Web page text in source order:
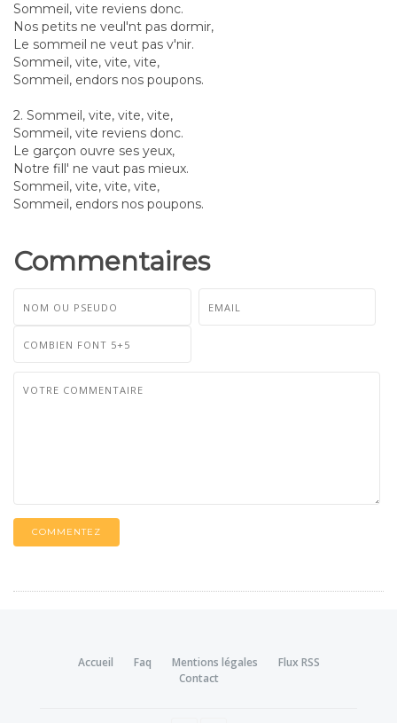
Sommeil, vite reviens donc.
Nos petits ne veul'nt pas dormir,
Le sommeil ne veut pas v'nir.
Sommeil, vite, vite, vite,
Sommeil, endors nos poupons.
2. Sommeil, vite, vite, vite,
Sommeil, vite reviens donc.
Le garçon ouvre ses yeux,
Notre fill' ne vaut pas mieux.
Sommeil, vite, vite, vite,
Sommeil, endors nos poupons.
Commentaires
COMMENTEZ
Accueil Faq Mentions légales
Flux RSS
Contact